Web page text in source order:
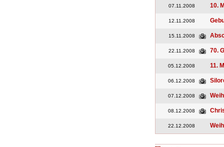
07.11.2008 10.
12.11.2008
15.11.2008
22.11.2008 70.
05.12.2008 11.
06.12.2008
07.12.2008
08.12.2008
22.12.2008